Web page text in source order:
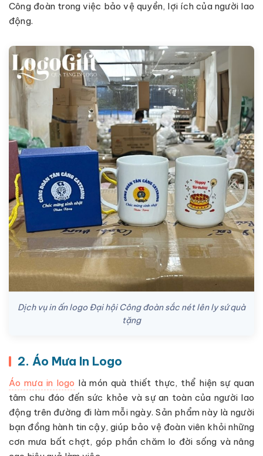
Công đoàn trong việc bảo vệ quyền, lợi ích của người lao
động.
Dịch vụ in ấn logo Đại hội Công đoàn sắc nét lên ly sứ quà
tặng
2. Áo Mưa In Logo
Áo mưa in logo là món quà thiết thực, thể hiện sự quan
tâm chu đáo đến sức khỏe và sự an toàn của người lao
động trên đường đi làm mỗi ngày. Sản phẩm này là người
bạn đồng hành tin cậy, giúp bảo vệ đoàn viên khỏi những
cơn mưa bất chợt, góp phần chăm lo đời sống và nâng